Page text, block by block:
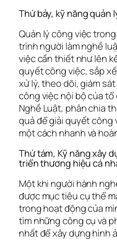
Thứ bảy, kỹ năng quản
Quản lý công việc
trình người làm nghề
việc cần thiết như lên
quyết công việc, sắp
xử lý, theo dõi, giám
công việc nội bộ của
Nghề Luật, phân chia
quả để giải quyết công
một cách nhanh và
Thứ tám, Kỹ năng xây
triển thương hiệu cá
Một khi người hành
được mục tiêu cụ thể
trong hoạt động của
tìm những công cụ và
nhất để xây dựng hình